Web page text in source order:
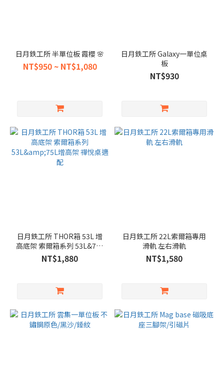
日月鉄工所 半單位板 霞櫻 🌸
NT$950 ~ NT$1,080
日月鉄工所 Galaxy一單位桌
板
NT$930
日月鉄工所 THOR箱 53L 增
高底架 索爾箱系列 53L&75L
增高架 禪悅桌適配
NT$1,880
日月鉄工所 22L索爾箱專用
滑軌 左右滑軌
NT$1,580